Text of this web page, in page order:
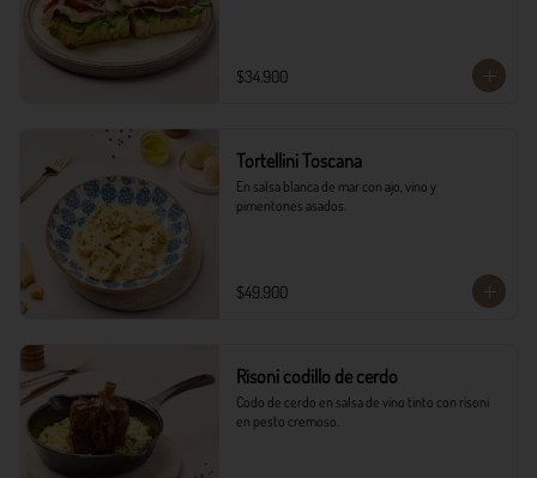
$34.900
Tortellini Toscana
En salsa blanca de mar con ajo, vino y
pimentones asados.
$49.900
Risoni codillo de cerdo
Codo de cerdo en salsa de vino tinto con risoni
en pesto cremoso.​